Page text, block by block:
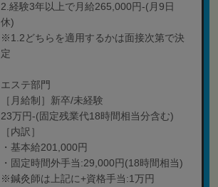
2.経験3年以上で月給265,000円-(月9日
休)
※1.2どちらを適用するかは面接次第で決
定
エステ部門
［月給制］新卒/未経験
23万円-(固定残業代18時間相当分含む)
［内訳］
・基本給201,000円
・固定時間外手当:29,000円(18時間相当)
※鍼灸師は上記に+資格手当:1万円